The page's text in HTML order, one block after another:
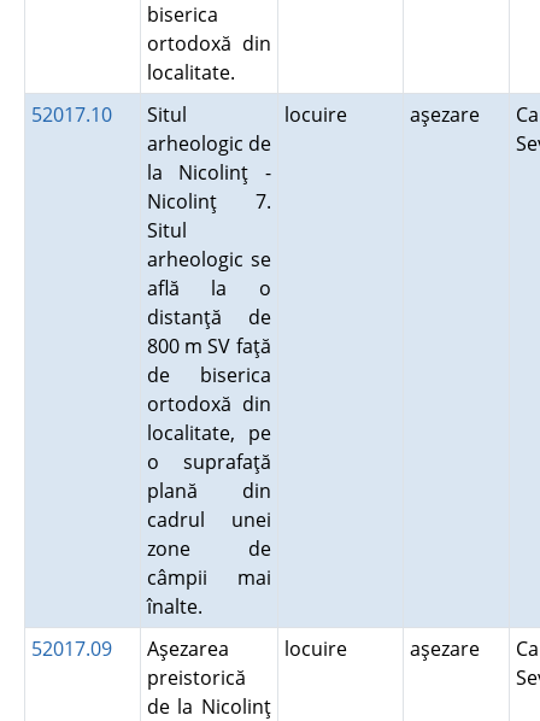
biserica
ortodoxă din
localitate.
52017.10
Situl
arheologic de
la Nicolinţ -
Nicolinţ 7.
Situl
arheologic se
află la o
distanţă de
800 m SV faţă
de biserica
ortodoxă din
localitate, pe
o suprafaţă
plană din
cadrul unei
zone de
câmpii mai
înalte.
locuire aşezare
52017.09
Aşezarea
preistorică
de la Nicolinţ
locuire aşezare